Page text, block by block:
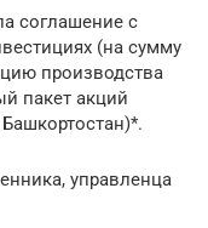
соглашение с
(на сумму
производства
пакет акций
управленца